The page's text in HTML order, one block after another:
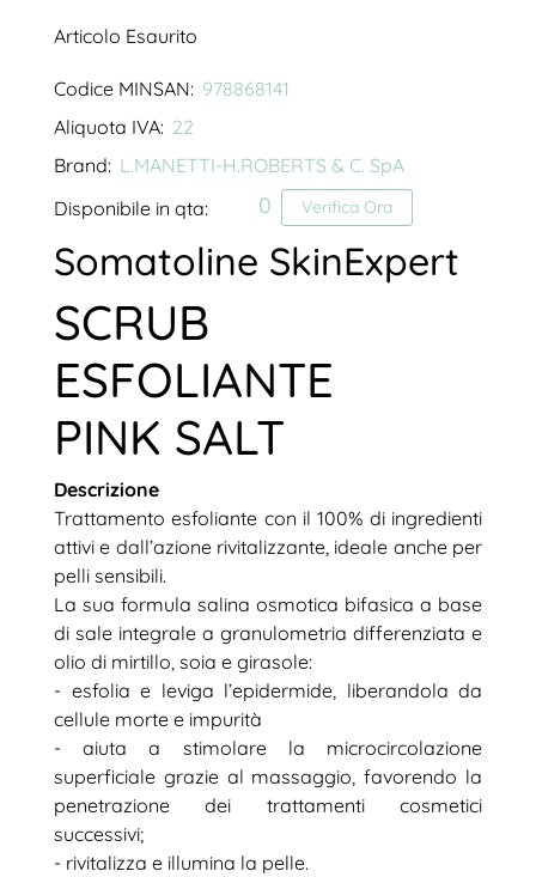
Articolo Esaurito
Codice MINSAN: 978868141
Aliquota IVA: 22
Brand: L.MANETTI-H.ROBERTS & C. SpA
Disponibile in qta:
Verifica Ora
0
Somatoline SkinExpert
SCRUB
ESFOLIANTE
PINK SALT
Descrizione
Trattamento esfoliante con il 100% di ingredienti
attivi e dall’azione rivitalizzante, ideale anche per
pelli sensibili.
La sua formula salina osmotica bifasica a base
di sale integrale a granulometria differenziata e
olio di mirtillo, soia e girasole:
- esfolia e leviga l’epidermide, liberandola da
cellule morte e impurità
- aiuta a stimolare la microcircolazione
superficiale grazie al massaggio, favorendo la
penetrazione dei trattamenti cosmetici
successivi;
- rivitalizza e illumina la pelle.